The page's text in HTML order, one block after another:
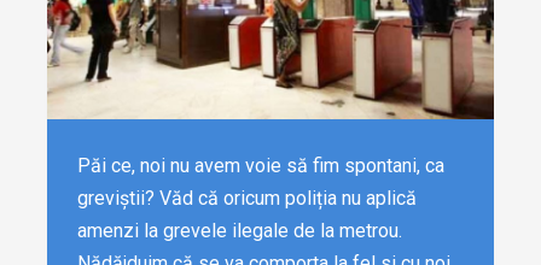
Păi ce, noi nu avem voie să fim spontani, ca
greviștii? Văd că oricum poliția nu aplică
amenzi la grevele ilegale de la metrou.